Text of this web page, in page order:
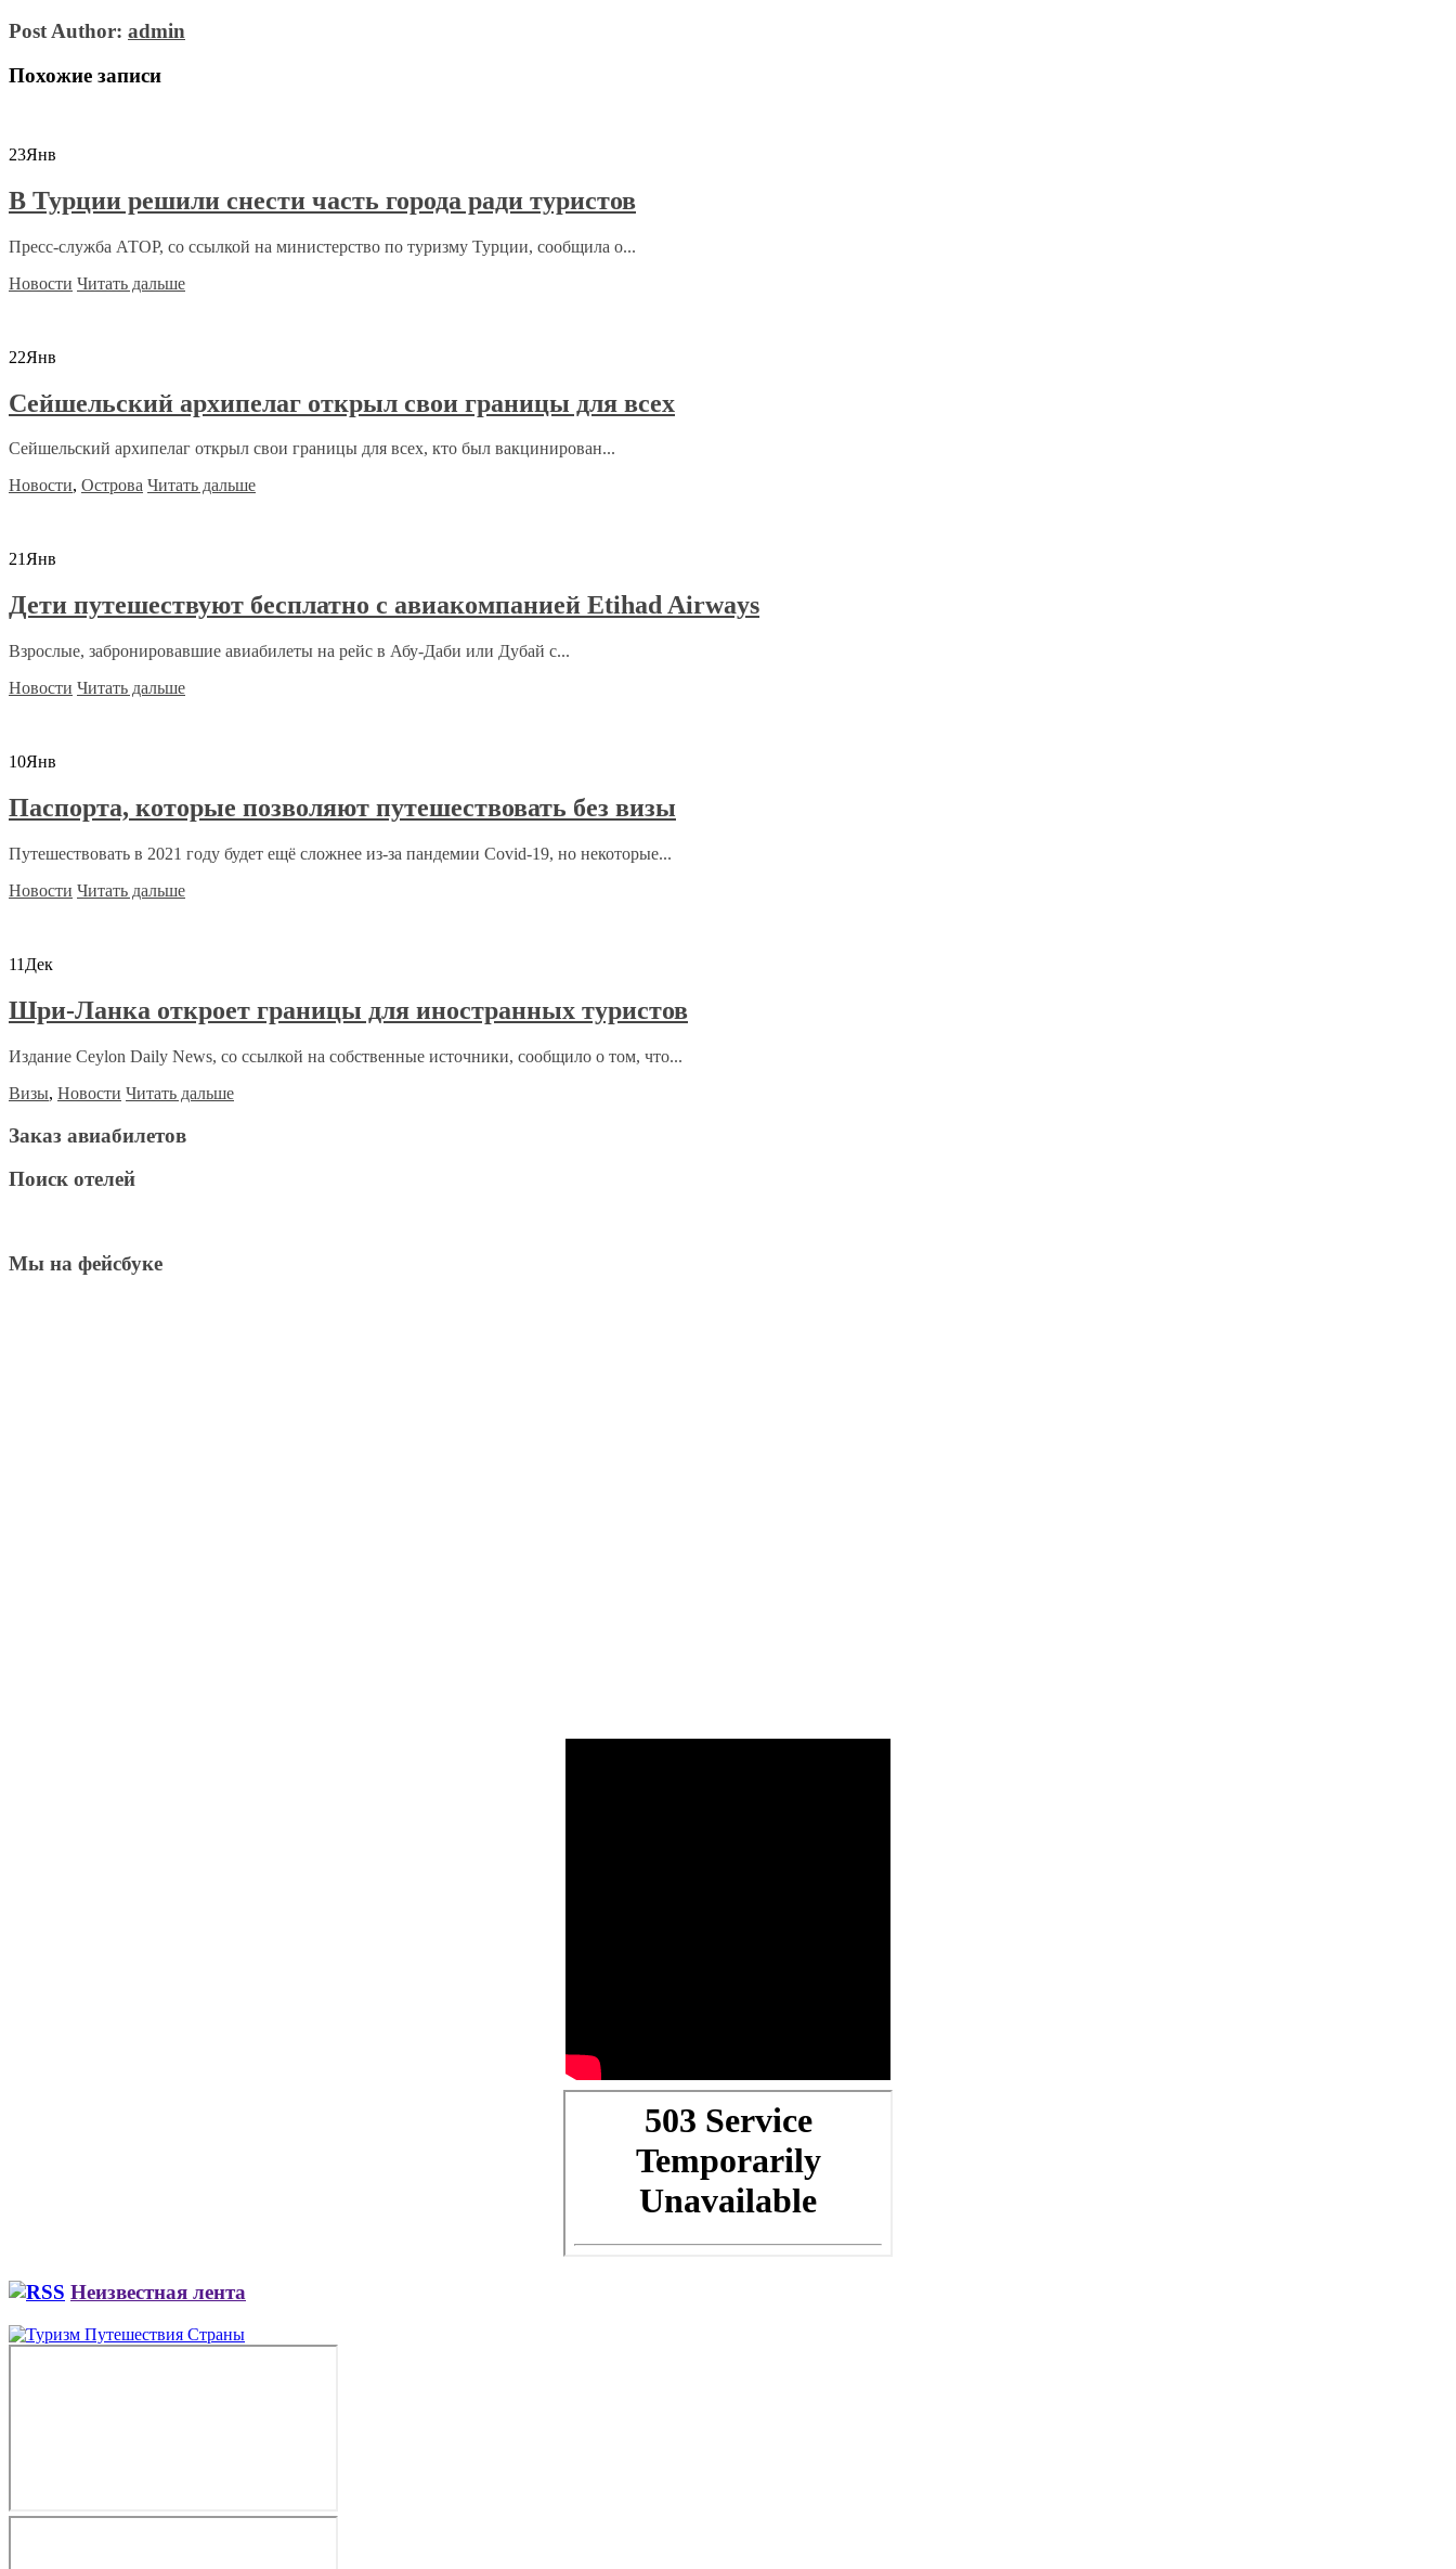
Post Author: admin
Похожие записи
23Янв
В Турции решили снести часть города ради туристов
Пресс-служба АТОР, со ссылкой на министерство по туризму Турции, сообщила о...
Новости Читать дальше
22Янв
Сейшельский архипелаг открыл свои границы для всех
Сейшельский архипелаг открыл свои границы для всех, кто был вакцинирован...
Новости, Острова Читать дальше
21Янв
Дети путешествуют бесплатно с авиакомпанией Etihad Airways
Взрослые, забронировавшие авиабилеты на рейс в Абу-Даби или Дубай с...
Новости Читать дальше
10Янв
Паспорта, которые позволяют путешествовать без визы
Путешествовать в 2021 году будет ещё сложнее из-за пандемии Covid-19, но некоторые...
Новости Читать дальше
11 Дек
Шри-Ланка откроет границы для иностранных туристов
Издание Ceylon Daily News, со ссылкой на собственные источники, сообщило о том, что...
Визы, Новости Читать дальше
Заказ авиабилетов
Поиск отелей
Мы на фейсбуке
Неизвестная лента